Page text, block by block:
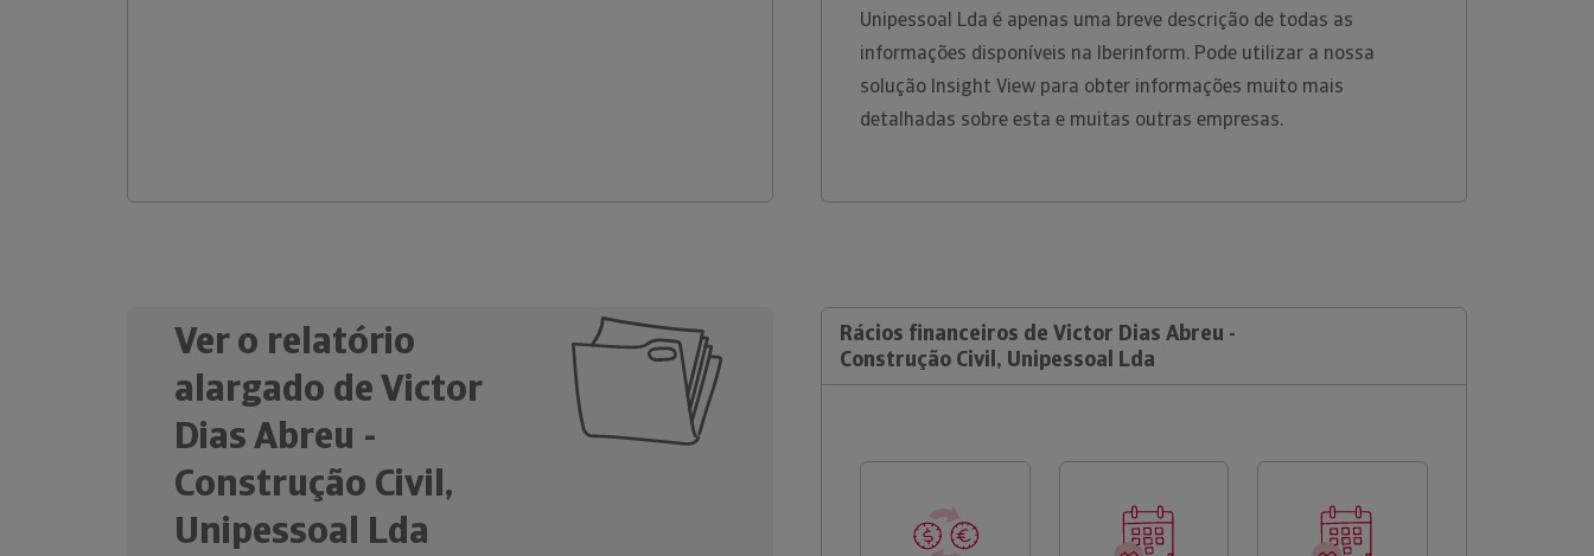
Unipessoal Lda é apenas uma breve descrição de todas as
informações disponíveis na Iberinform. Pode utilizar a nossa
solução Insight View para obter informações muito mais
detalhadas sobre esta e muitas outras empresas.
Ver o relatório
alargado de Victor
Dias Abreu -
Construção Civil,
Unipessoal Lda
Rácios financeiros de Victor Dias Abreu -
Construção Civil, Unipessoal Lda